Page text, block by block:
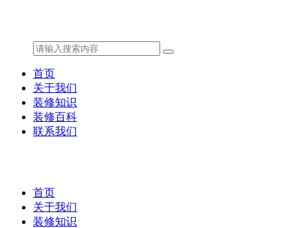
首页
关于我们
装修知识
装修百科
联系我们
首页
关于我们
装修知识